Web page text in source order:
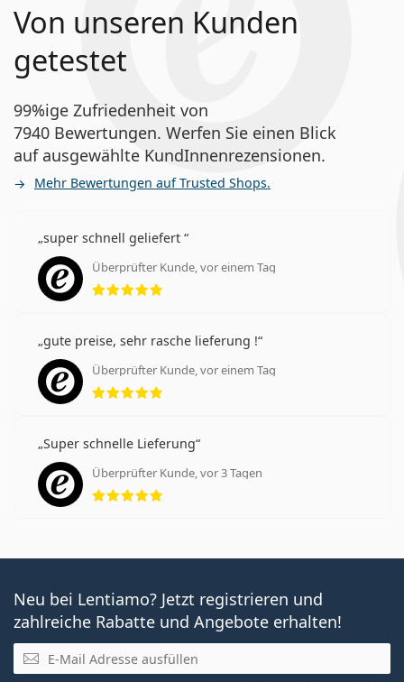
Von unseren Kunden
getestet
99%ige Zufriedenheit von
7940 Bewertungen. Werfen Sie einen Blick
auf ausgewählte KundInnenrezensionen.
Mehr Bewertungen auf Trusted Shops.
super schnell geliefert
Überprüfter Kunde, vor einem Tag
Bewertung 5 aus 5
gute preise, sehr rasche lieferung !
Überprüfter Kunde, vor einem Tag
Bewertung 5 aus 5
Super schnelle Lieferung
Überprüfter Kunde, vor 3 Tagen
Bewertung 5 aus 5
Neu bei Lentiamo? Jetzt registrieren und
zahlreiche Rabatte und Angebote erhalten!
E-Mail